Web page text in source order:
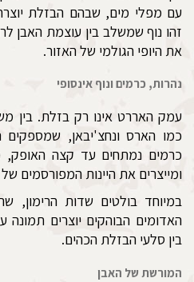
עם מפלי מים, שבהם הבזלת
זהו נוף שמשלב בין עוצמת האבן
את היופי הגולמי של האזור.
נהרות, כרמים ונוף אינסופי
עמק האררט אינו רק בזלת. בין
כמו הארס ונחצ'יבאן,
כרמים נמתחים עד קצה האופק,
ומייצרים את היינות המפורסמים
במיוחד בולטים שדות הרימון,
האדומים הבוהקים יוצרים
בין סלעי הבזלת הכהים.
המורשת של האבן